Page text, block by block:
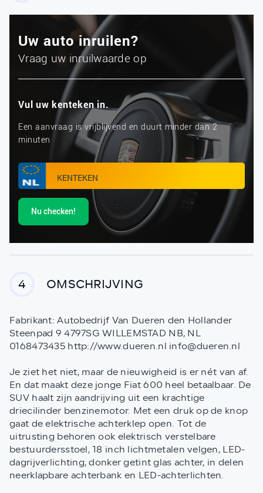
Uw auto inruilen?
Vraag uw inruilwaarde op
Vul uw kenteken in.
Een aanvraag is vrijblijvend en duurt minder dan 2
minuten
Nu checken!
4 OMSCHRIJVING
Fabrikant: Autobedrijf Van Dueren den Hollander
Steenpad 9 4797SG WILLEMSTAD NB, NL
0168473435 http://www.dueren.nl info@dueren.nl
Je ziet het niet, maar de nieuwigheid is er nét van af.
En dat maakt deze jonge Fiat 600 heel betaalbaar. De
SUV haalt zijn aandrijving uit een krachtige
driecilinder benzinemotor. Met een druk op de knop
gaat de elektrische achterklep open. Tot de
uitrusting behoren ook elektrisch verstelbare
bestuurdersstoel, 18 inch lichtmetalen velgen, LED-
dagrijverlichting, donker getint glas achter, in delen
neerklapbare achterbank en LED-achterlichten.